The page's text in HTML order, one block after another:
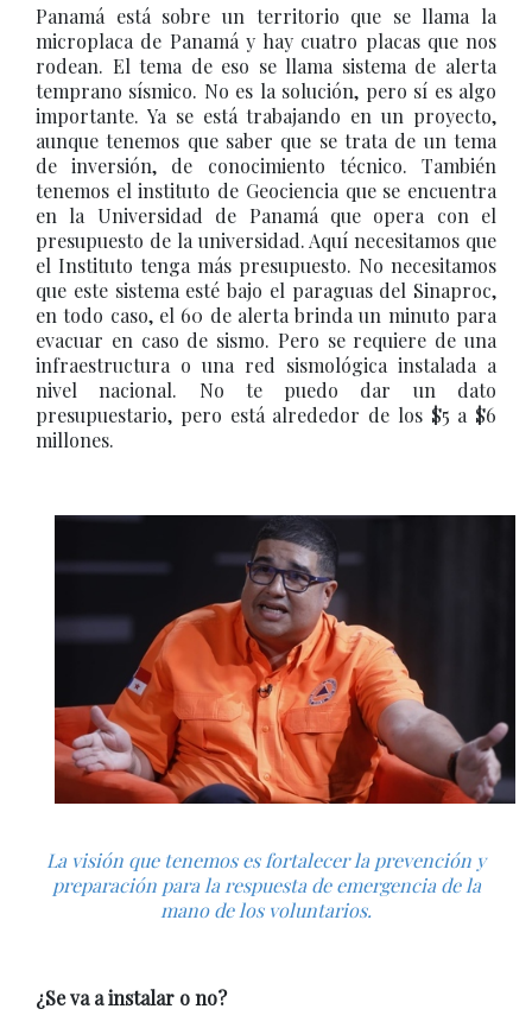
Panamá está sobre un territorio que se llama la
microplaca de Panamá y hay cuatro placas que nos
rodean. El tema de eso se llama sistema de alerta
temprano sísmico. No es la solución, pero sí es algo
importante. Ya se está trabajando en un proyecto,
aunque tenemos que saber que se trata de un tema
de inversión, de conocimiento técnico. También
tenemos el instituto de Geociencia que se encuentra
en la Universidad de Panamá que opera con el
presupuesto de la universidad. Aquí necesitamos que
el Instituto tenga más presupuesto. No necesitamos
que este sistema esté bajo el paraguas del Sinaproc,
en todo caso, el 60 de alerta brinda un minuto para
evacuar en caso de sismo. Pero se requiere de una
infraestructura o una red sismológica instalada a
nivel nacional. No te puedo dar un dato
presupuestario, pero está alrededor de los $5 a $6
millones.
La visión que tenemos es fortalecer la prevención y
preparación para la respuesta de emergencia de la
mano de los voluntarios.
¿Se va a instalar o no?